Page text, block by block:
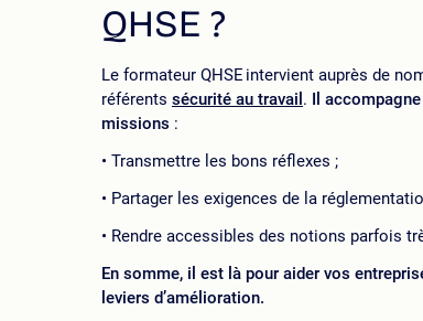
QHSE ?
Le formateur QHSE intervient auprès de
référents sécurité au travail . Il
missions :
Transmettre les bons réflexes ;
Partager les exigences de la
Rendre accessibles des notions parfois
En somme, il est là pour aider vos
leviers d’amélioration.